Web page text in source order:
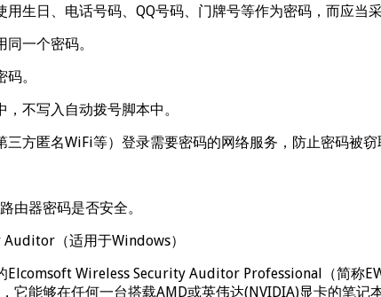
生日、电话号码、QQ号码、门牌号等作为密码，而应当
一个密码。
。
不写入自动拨号脚本中。
方匿名WiFi等）登录需要密码的网络服务，防止密码被窃
由器密码是否安全。
（适用于Windows）
Elcomsoft Wireless Security Auditor Professional（简称
它能够在任何一台搭载AMD或英伟达(NVIDIA)显卡的笔记